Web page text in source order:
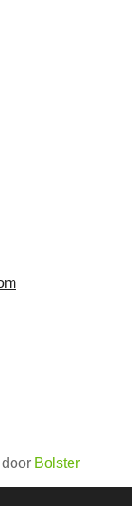
Bolster